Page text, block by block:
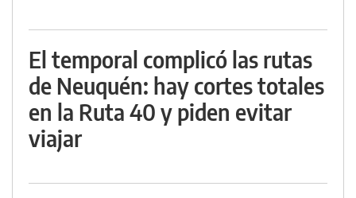
El temporal complicó las rutas
de Neuquén: hay cortes totales
en la Ruta 40 y piden evitar
viajar